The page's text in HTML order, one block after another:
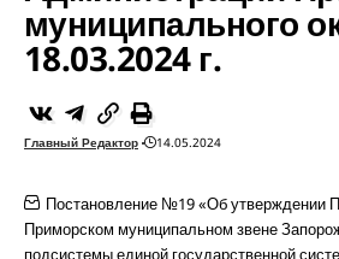
муниципального
18.03.2024 г.
Главный Редактор 14.05.2024
Постановление №19 «Об утверждении
Приморском муниципальном звене
подсистемы единой государственной